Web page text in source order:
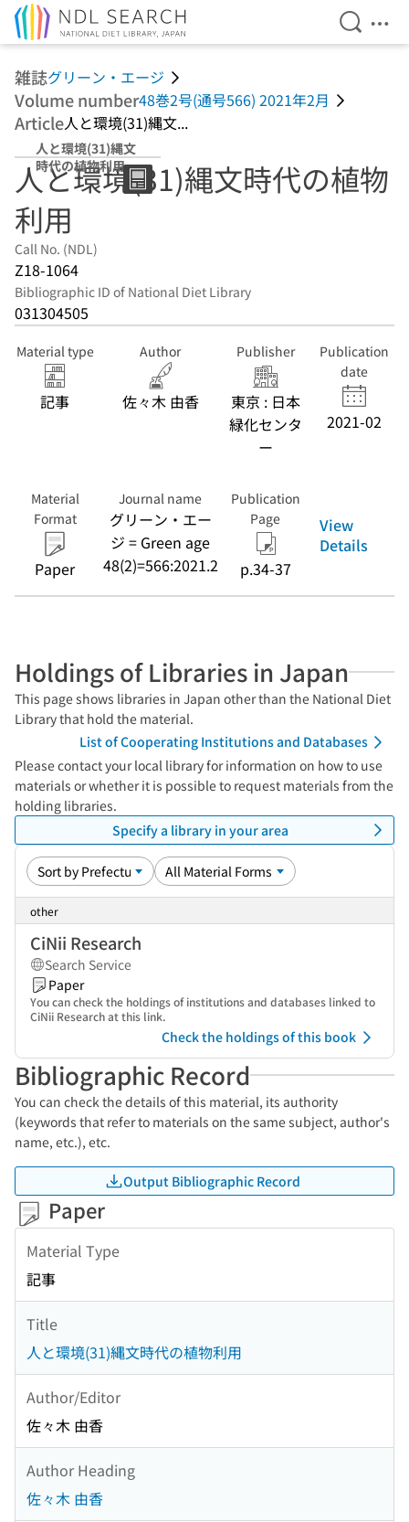
Open
雑誌グリーン・エージ
Volume number48巻2号(通号566) 2021年2月
Article人と環境(31)縄文...
人と環境(31)縄文
時代の植物利用
人と環境(31)縄文時代の植物
利用
Call No. (NDL)
Z18-1064
Bibliographic ID of National Diet Library
031304505
Material type
記事
Author
佐々木 由香
Publisher
東京 : 日本
緑化センタ
ー
Publication
date
2021-02
Material
Format
Paper
Journal name
グリーン・エー
ジ = Green age
48(2)=566:2021.2
Publication
Page
p.34-37
View
Details
Holdings of Libraries in Japan
This page shows libraries in Japan other than the National Diet
Library that hold the material.
List of Cooperating Institutions and Databases
Please contact your local library for information on how to use
materials or whether it is possible to request materials from the
holding libraries.
Specify a library in your area
other
CiNii Research
Search Service
Paper
You can check the holdings of institutions and databases linked to
CiNii Research at this link.
Check the holdings of this book
Bibliographic Record
You can check the details of this material, its authority
(keywords that refer to materials on the same subject, author's
name, etc.), etc.
Output Bibliographic Record
Paper
Material Type
記事
Title
人と環境(31)縄文時代の植物利用
Author/Editor
佐々木 由香
Author Heading
佐々木 由香